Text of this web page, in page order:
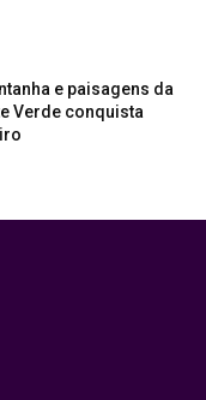
e paisagens da
Verde conquista